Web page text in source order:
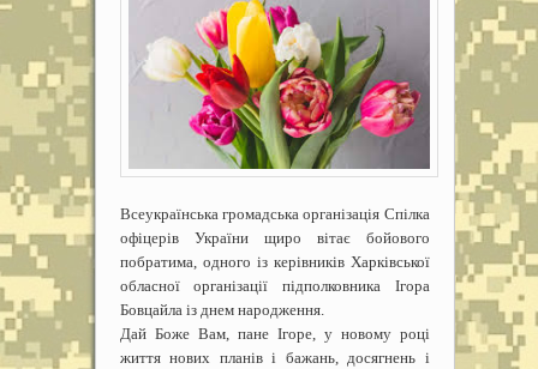
Всеукраїнська громадська організація Спілка
офіцерів України щиро вітає бойового
побратима, одного із керівників Харківської
обласної організації підполковника Ігора
Бовцайла із днем народження.
Дай Боже Вам, пане Ігоре, у новому році
життя нових планів і бажань, досягнень і